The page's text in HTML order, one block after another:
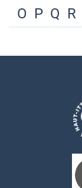
O P Q R